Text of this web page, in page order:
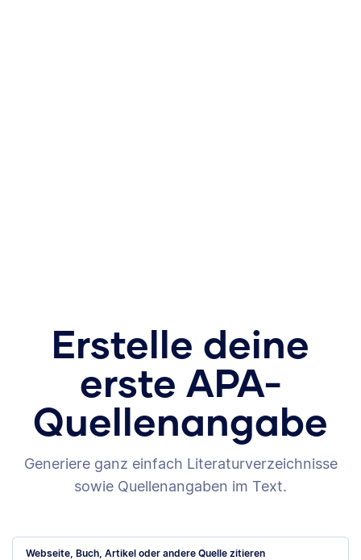
Erstelle deine
erste APA-
Quellenangabe
Generiere ganz einfach Literaturverzeichnisse
sowie Quellenangaben im Text.
Webseite, Buch, Artikel oder andere Quelle zitieren